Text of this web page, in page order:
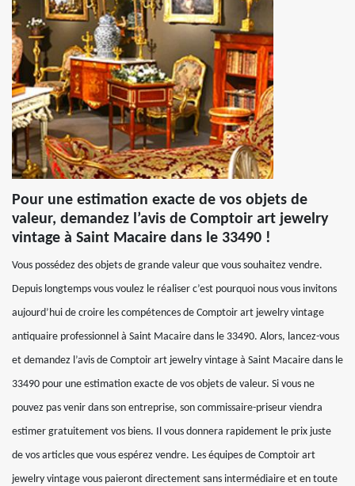
Pour une estimation exacte de vos objets de
valeur, demandez l’avis de Comptoir art jewelry
vintage à Saint Macaire dans le 33490 !
Vous possédez des objets de grande valeur que vous souhaitez vendre.
Depuis longtemps vous voulez le réaliser c’est pourquoi nous vous invitons
aujourd’hui de croire les compétences de Comptoir art jewelry vintage
antiquaire professionnel à Saint Macaire dans le 33490. Alors, lancez-vous
et demandez l’avis de Comptoir art jewelry vintage à Saint Macaire dans le
33490 pour une estimation exacte de vos objets de valeur. Si vous ne
pouvez pas venir dans son entreprise, son commissaire-priseur viendra
estimer gratuitement vos biens. Il vous donnera rapidement le prix juste
de vos articles que vous espérez vendre. Les équipes de Comptoir art
jewelry vintage vous paieront directement sans intermédiaire et en toute